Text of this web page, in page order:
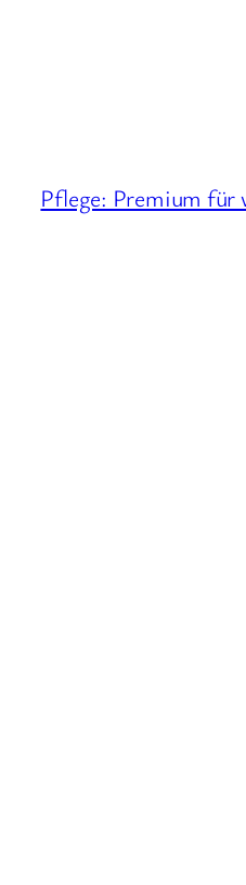
Pflege: Premium für